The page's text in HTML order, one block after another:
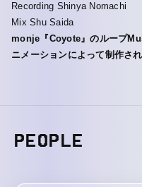
Recording Shinya Nomachi
Mix Shu Saida
monje『Coyote』のループ
ニメーションによって制作され
PEOPLE